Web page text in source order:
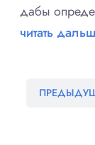
дабы
читать